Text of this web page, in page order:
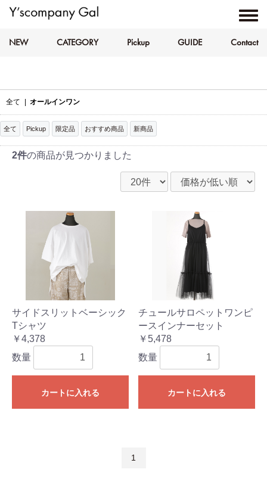
NEW CATEGORY Pickup GUIDE Contact
全て オールインワン
全て Pickup 限定品 おすすめ商品 新商品
2件の商品が見つかりました
サイドスリットベーシック
Tシャツ
￥4,378
数量
カートに入れる
チュールサロペットワンピ
ースインナーセット
￥5,478
数量
カートに入れる
1